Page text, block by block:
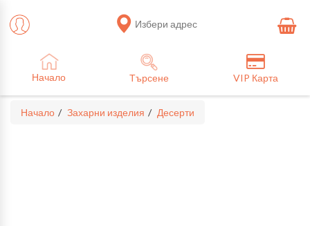
Избери адрес
Начало Търсене VIP Карта
Начало Захарни изделия Десерти